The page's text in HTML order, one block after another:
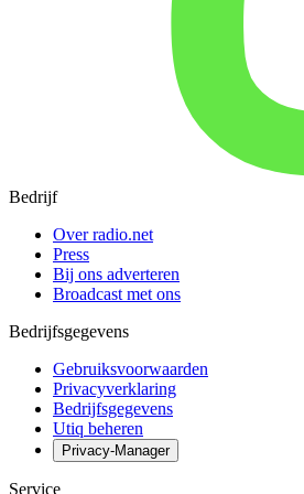
Bedrijf
Over radio.net
Press
Bij ons adverteren
Broadcast met ons
Bedrijfsgegevens
Gebruiksvoorwaarden
Privacyverklaring
Bedrijfsgegevens
Utiq beheren
Privacy-Manager
Service